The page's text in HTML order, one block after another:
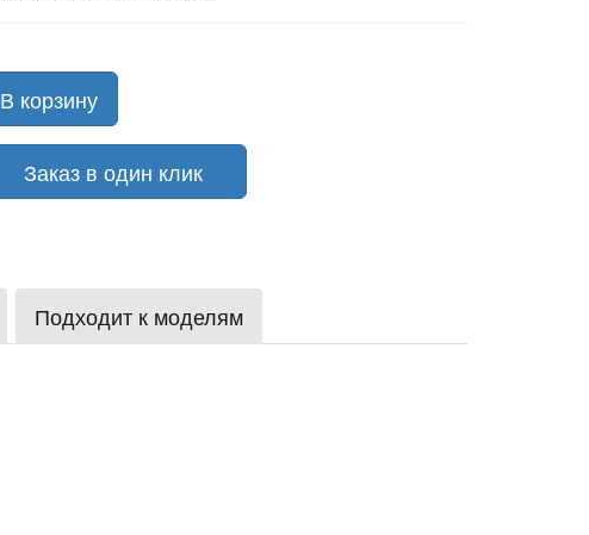
В корзину
Заказ в один клик
Подходит к моделям